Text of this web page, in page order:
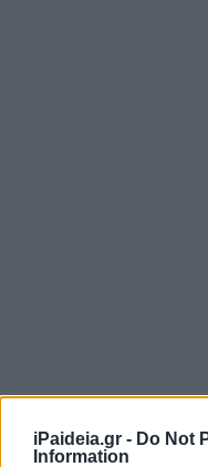
iPaideia.gr - Do Not
Information